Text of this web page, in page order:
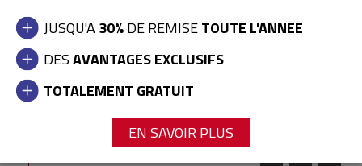
JUSQU'A30%DE REMISETOUTE L'ANNEE
DESAVANTAGES EXCLUSIFS
TOTALEMENT GRATUIT
EN SAVOIR PLUS
Bande Poitrine Police Nationale
4,90 €